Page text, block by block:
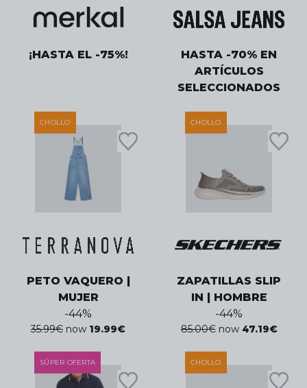
¡HASTA EL -75%!
HASTA -70% EN
ARTÍCULOS
SELECCIONADOS
CHOLLO
PETO VAQUERO |
MUJER
-44%
35.99€ now 19.99€
CHOLLO
ZAPATILLAS SLIP
IN | HOMBRE
-44%
85.00€ now 47.19€
SÚPER OFERTA CHOLLO